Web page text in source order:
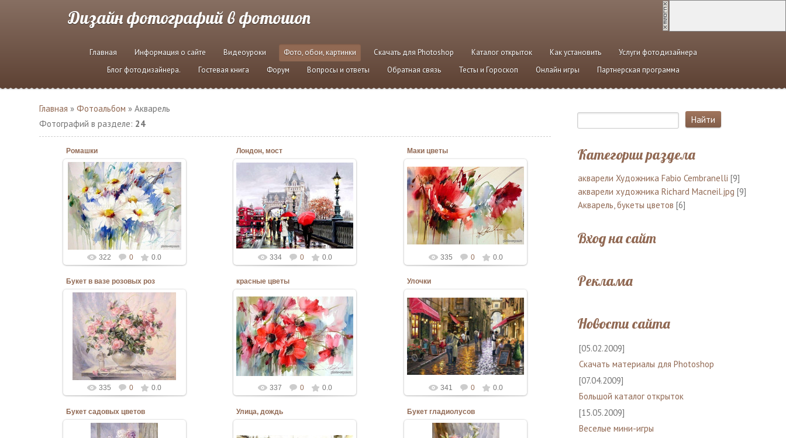
Дизайн фотографий в фотошоп
Главная Информация о сайте Видеоуроки Фото, обои, картинки Скачать для Photoshop Каталог открыток Как установить
Услуги фотодизайнера
Блог фотодизайнера.
Гостевая книга Форум Вопросы и ответы Обратная связь Тесты и Гороскоп Онлайн игры Партнерская программа
Главная »Фотоальбом » Акварель
Фотографий в разделе: 24
Ромашки
10.06.2020
Admin
322 0 0.0
Лондон, мост
10.06.2020
Admin
334 0 0.0
Маки цветы
10.06.2020
Admin
335 0 0.0
Букет в вазе розовых роз
10.06.2020
Admin
335 0 0.0
красные цветы
10.06.2020
Admin
337 0 0.0
Улочки
10.06.2020
Admin
341 0 0.0
Букет садовых цветов Улица, дождь Букет гладиолусов
Категории раздела
акварели Художника Fabio Cembranelli [9]
акварели художника Richard Macneil.jpg [9]
Акварель, букеты цветов [6]
Вход на сайт
Реклама
Новости сайта
[05.02.2009]
Скачать материалы для Photoshop
[07.04.2009]
Большой каталог открыток
[15.05.2009]
Веселые мини-игры